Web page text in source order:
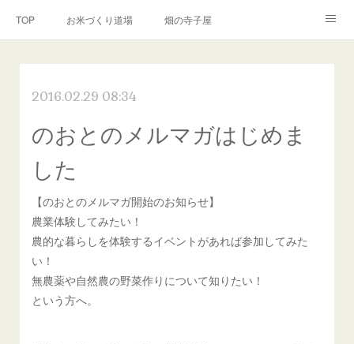
TOP お米づくり道場 畑の寺子屋
お問い合わせ リンク(SNS)
2016.02.29 08:34
のおとのメルマガはじめま
した
【のおとのメルマガ開始のお知らせ】
農業体験してみたい！
農的な暮らしを体験するイベントがあれば参加してみた
い！
無農薬や自然農の野菜作りについて知りたい！
という方へ。